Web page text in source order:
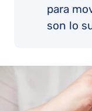
para
son lo